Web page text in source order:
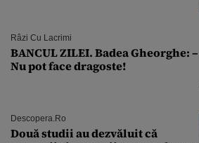
Râzi Cu Lacrimi
BANCUL ZILEI. Badea Gheorghe: –
Nu pot face dragoste!
Descopera.ro
Două studii au dezvăluit că